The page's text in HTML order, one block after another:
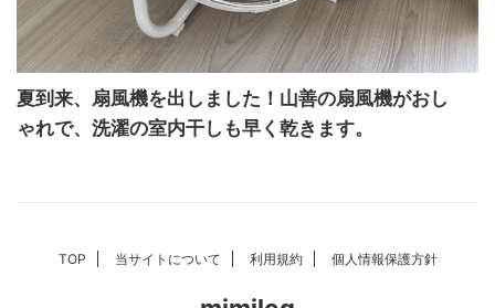
夏到来、扇風機を出しました！山善の扇風機がおし
ゃれで、洗濯の室内干しも早く乾きます。
TOP 当サイトについて 利用規約 個人情報保護方針